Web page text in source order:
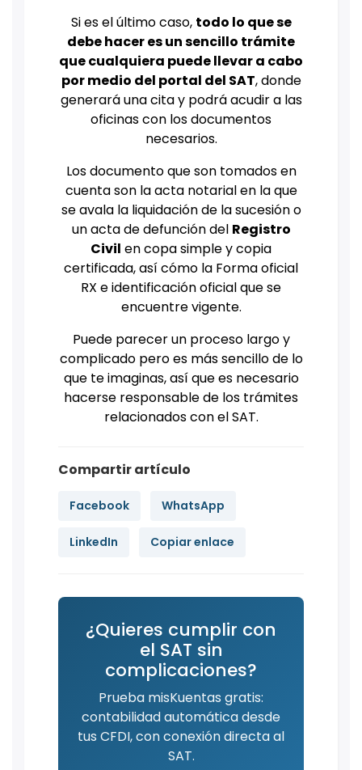
Si es el último caso, todo lo que se
debe hacer es un sencillo trámite
que cualquiera puede llevar a cabo
por medio del portal del SAT, donde
generará una cita y podrá acudir a las
oficinas con los documentos
necesarios.
Los documento que son tomados en
cuenta son la acta notarial en la que
se avala la liquidación de la sucesión o
un acta de defunción del Registro
Civil en copa simple y copia
certificada, así cómo la Forma oficial
RX e identificación oficial que se
encuentre vigente.
Puede parecer un proceso largo y
complicado pero es más sencillo de lo
que te imaginas, así que es necesario
hacerse responsable de los trámites
relacionados con el SAT.
Compartir artículo
Facebook WhatsApp
LinkedIn Copiar enlace
¿Quieres cumplir con
el SAT sin
complicaciones?
Prueba misKuentas gratis:
contabilidad automática desde
tus CFDI, con conexión directa al
SAT.